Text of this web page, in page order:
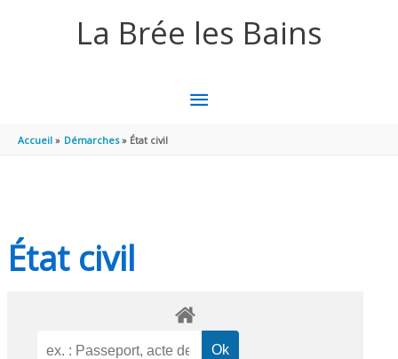
La Brée les Bains
MENU
Accueil Démarches État civil
État civil